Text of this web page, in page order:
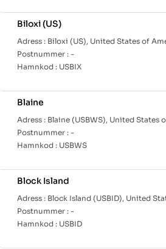
Biloxi (US)
Adress : Biloxi (US), United States of
Postnummer : -
Hamnkod : USBIX
Blaine
Adress : Blaine (USBWS), United States
Postnummer : -
Hamnkod : USBWS
Block Island
Adress : Block Island (USBID), United
Postnummer : -
Hamnkod : USBID